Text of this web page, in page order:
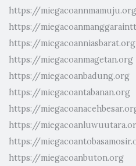
https://miegacoannmamuju.org
https://
https://miegacoanniasbarat.org
https://miegacoanmagetan.org
https://miegacoanbadung.org
https://miegacoantabanan.org
https://
https://
https://
https://miegacoanbuton.org